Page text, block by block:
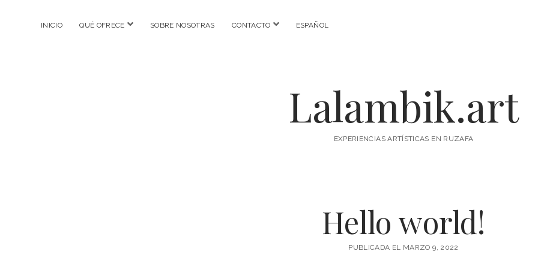
INICIO QUÉ OFRECE abrir
SOBRE NOSOTRAS CONTACTO abrir
ESPAÑOL
Lalambik.art
EXPERIENCIAS ARTÍSTICAS EN RUZAFA
Hello world!
PUBLICADA EL MARZO 9, 2022